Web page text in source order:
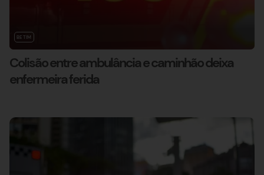
BETIM
Colisão entre ambulância e caminhão deixa
enfermeira ferida